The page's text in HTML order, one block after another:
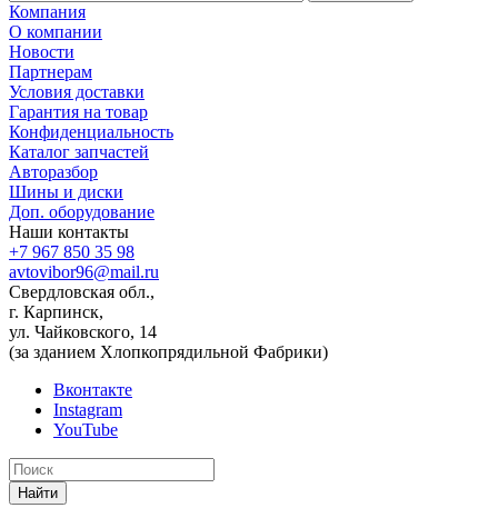
Компания
О компании
Новости
Партнерам
Условия доставки
Гарантия на товар
Конфиденциальность
Каталог запчастей
Авторазбор
Шины и диски
Доп. оборудование
Наши контакты
+7 967 850 35 98
avtovibor96@mail.ru
Свердловская обл.,
г. Карпинск,
ул. Чайковского, 14
(за зданием Хлопкопрядильной Фабрики)
Вконтакте
Instagram
YouTube
Найти